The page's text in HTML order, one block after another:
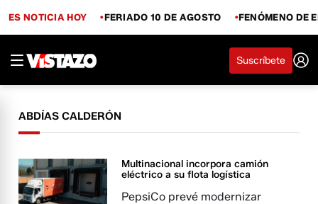
ES NOTICIA HOY FERIADO 10 DE AGOSTO FENÓMENO DE
Suscríbete
ABDÍAS CALDERÓN
Multinacional incorpora camión
eléctrico a su flota logística
PepsiCo prevé modernizar